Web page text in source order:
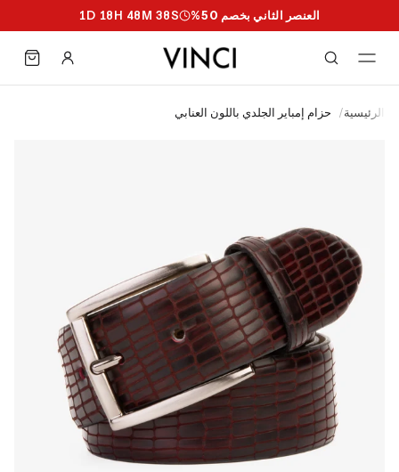
العنصر الثاني بخصم 50% 1D 18H 48M 37S
الرئيسية/ حزام إمباير الجلدي باللون العنابي